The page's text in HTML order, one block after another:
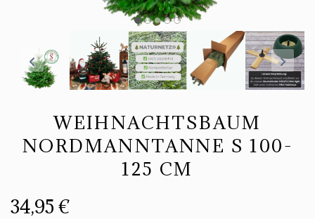
WEIHNACHTSBAUM
NORDMANNTANNE S 100-
125 CM
34,95 €